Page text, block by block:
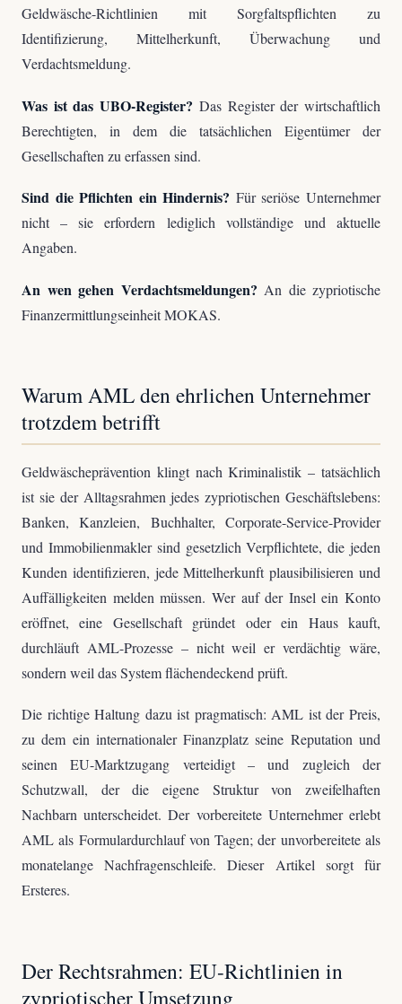
Geldwäsche-Richtlinien mit Sorgfaltspflichten zu
Identifizierung, Mittelherkunft, Überwachung und
Verdachtsmeldung.
Was ist das UBO-Register? Das Register der wirtschaftlich
Berechtigten, in dem die tatsächlichen Eigentümer der
Gesellschaften zu erfassen sind.
Sind die Pflichten ein Hindernis? Für seriöse Unternehmer
nicht – sie erfordern lediglich vollständige und aktuelle
Angaben.
An wen gehen Verdachtsmeldungen? An die zypriotische
Finanzermittlungseinheit MOKAS.
Warum AML den ehrlichen Unternehmer
trotzdem betrifft
Geldwäscheprävention klingt nach Kriminalistik – tatsächlich
ist sie der Alltagsrahmen jedes zypriotischen Geschäftslebens:
Banken, Kanzleien, Buchhalter, Corporate-Service-Provider
und Immobilienmakler sind gesetzlich Verpflichtete, die jeden
Kunden identifizieren, jede Mittelherkunft plausibilisieren und
Auffälligkeiten melden müssen. Wer auf der Insel ein Konto
eröffnet, eine Gesellschaft gründet oder ein Haus kauft,
durchläuft AML-Prozesse – nicht weil er verdächtig wäre,
sondern weil das System flächendeckend prüft.
Die richtige Haltung dazu ist pragmatisch: AML ist der Preis,
zu dem ein internationaler Finanzplatz seine Reputation und
seinen EU-Marktzugang verteidigt – und zugleich der
Schutzwall, der die eigene Struktur von zweifelhaften
Nachbarn unterscheidet. Der vorbereitete Unternehmer erlebt
AML als Formulardurchlauf von Tagen; der unvorbereitete als
monatelange Nachfragenschleife. Dieser Artikel sorgt für
Ersteres.
Der Rechtsrahmen: EU-Richtlinien in
zypriotischer Umsetzung